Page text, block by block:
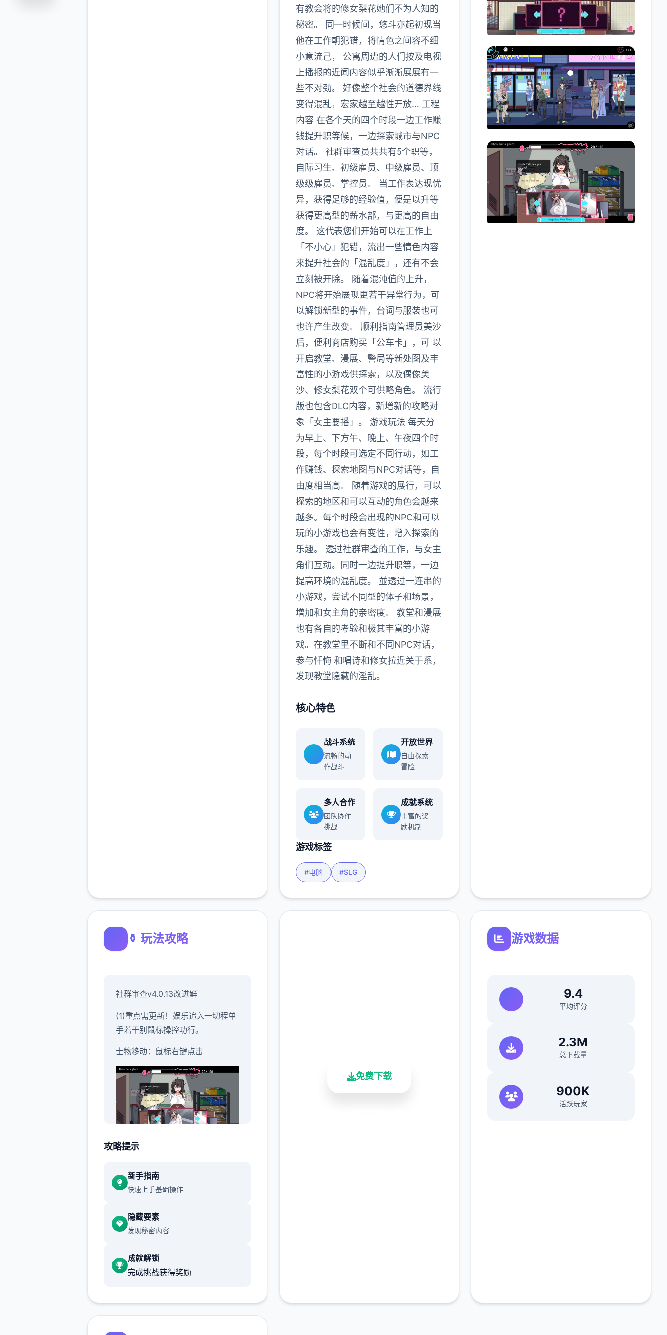
有教会将的修女梨花她们不为人知的
秘密。 同一时候间，悠斗亦起初现当
他在工作朝犯错，将情色之间容不细
小意流己， 公寓周遭的人们按及电视
上播报的近闻内容似乎渐渐展展有一
些不对劲。 好像整个社会的道德界线
变得混乱，宏家越至越性开放… 工程
内容 在各个天的四个时段一边工作赚
钱提升职等候，一边探索城市与NPC
对话。 社群审查员共共有5个职等，
自际习生、初级雇员、中级雇员、顶
级级雇员、掌控员。 当工作表达现优
异，获得足够的经验值，便是以升等
获得更高型的薪水部，与更高的自由
度。 这代表您们开始可以在工作上
「不小心」犯错，流出一些情色内容
来提升社会的「混乱度」，还有不会
立刻被开除。 随着混沌值的上升，
NPC将开始展现更若干异常行为，可
以解锁新型的事件，台词与服装也可
也许产生改变。 顺利指南管理员美沙
后，便利商店购买「公车卡」，可 以
开启教堂、漫展、警局等新处图及丰
富性的小游戏供探索，以及偶像美
沙、修女梨花双个可供略角色。 流行
版也包含DLC内容，新增新的攻略对
象「女主要播」。 游戏玩法 每天分
为早上、下方午、晚上、午夜四个时
段，每个时段可选定不同行动，如工
作赚钱、探索地图与NPC对话等，自
由度相当高。 随着游戏的展行，可以
探索的地区和可以互动的角色会越来
越多。每个时段会出现的NPC和可以
玩的小游戏也会有变性，增入探索的
乐趣。 透过社群审查的工作，与女主
角们互动。同时一边提升职等，一边
提高环境的混乱度。 並透过一连串的
小游戏，尝试不同型的体子和场景，
增加和女主角的亲密度。 教堂和漫展
也有各自的考验和极其丰富的小游
戏。在教堂里不断和不同NPC对话，
参与忏悔 和唱诗和修女拉近关于系，
发现教堂隐藏的淫乱。
核心特色
战斗系统
流畅的动
作战斗
开放世界
自由探索
冒险
多人合作
团队协作
挑战
成就系统
丰富的奖
励机制
游戏标签
#电脑 #SLG
⚱️ 玩法攻略
社群审查v4.0.13改进鲜
(1)重点需更新！娱乐追入一切程单
手若干别鼠标操控功行。
士物移动：鼠标右键点击
选单/行出去：鼠标左键点击
攻略提示
新手指南
快速上手基础操作
隐藏要素
发现秘密内容
成就解锁
完成挑战获得奖励
免费下载
游戏数据
9.4
平均评分
2.3M
总下载量
900K
活跃玩家